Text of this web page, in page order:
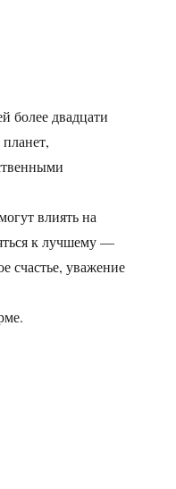
более двадцати
влиять на
к лучшему —
счастье, уважение